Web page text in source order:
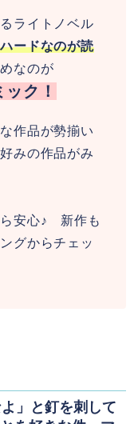
ライトノベル
ードなのが読
なのが
ク！
作品が勢揃い
みの作品がみ
ら安心♪ 新作も
グからチェッ
」と釘を刺して